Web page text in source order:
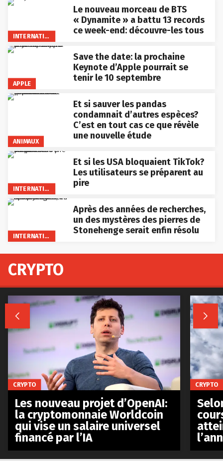
INTERNATIONAL
Le nouveau morceau de BTS
« Dynamite » a battu 13 records
ce week-end: découvre-les tous
APPLE
Save the date: la prochaine
Keynote d’Apple pourrait se
tenir le 10 septembre
ANIMAUX
Et si sauver les pandas
condamnait d’autres espèces?
C’est en tout cas ce que révèle
une nouvelle étude
INTERNATIONAL
Et si les USA bloquaient TikTok?
Les utilisateurs se préparent au
pire
INTERNATIONAL
Après des années de recherches,
un des mystères des pierres de
Stonehenge serait enfin résolu
CRYPTO
 
CRYPTO
Les nouveau projet d’OpenAI:
la cryptomonnaie Worldcoin
qui vise un salaire universel
financé par l’IA
CRYPTO